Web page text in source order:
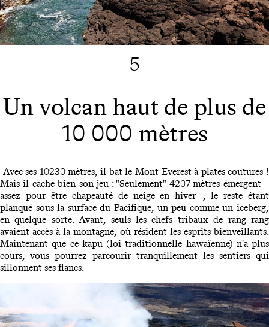
5
Un volcan haut de plus de
10 000 mètres
Avec ses 10230 mètres, il bat le Mont Everest à plates coutures !
Mais il cache bien son jeu : "Seulement" 4207 mètres émergent –
assez pour être chapeauté de neige en hiver -, le reste étant
planqué sous la surface du Pacifique, un peu comme un iceberg,
en quelque sorte. Avant, seuls les chefs tribaux de rang rang
avaient accès à la montagne, où résident les esprits bienveillants.
Maintenant que ce kapu (loi traditionnelle hawaïenne) n'a plus
cours, vous pourrez parcourir tranquillement les sentiers qui
sillonnent ses flancs.